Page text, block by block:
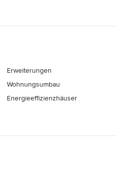
Erweiterungen
Wohnungsumbau
Energieeffizienzhäuser